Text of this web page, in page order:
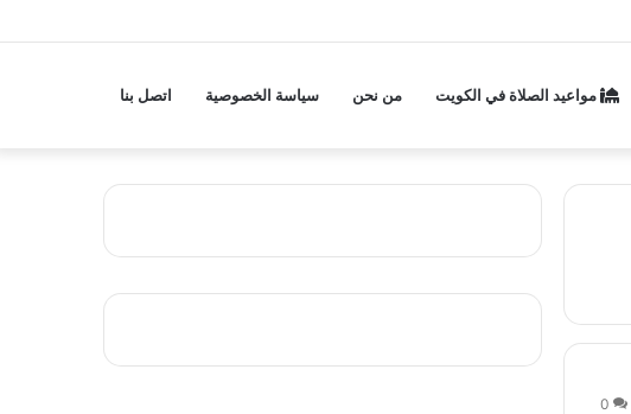
مواعيد الصلاة في الكويت من نحن سياسة الخصوصية اتصل بنا
0